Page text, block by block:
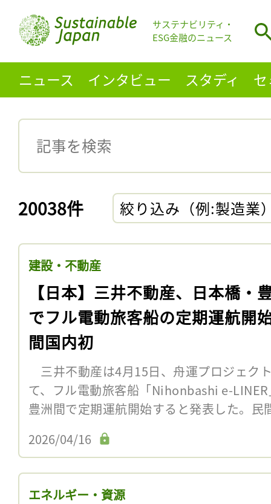
サステナビリティ・
ESG金融のニュース
ニュース インタビュー スタディ
20038件 絞り込み（例:製造業
建設・不動産
【日本】三井不動産、日本橋・
でフル電動旅客船の定期運航開
間国内初
三井不動産は4月15日、舟運プロジェク
て、フル電動旅客船「Nihonbashi e-
豊洲間で定期運航開始すると発表した。
2026/04/16
エネルギー・資源